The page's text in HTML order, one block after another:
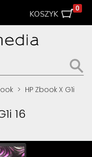
KOSZYK
0
> HP Zbook X G1i
16